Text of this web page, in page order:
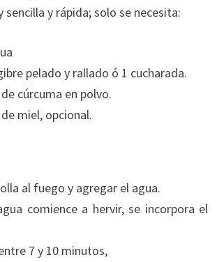
sencilla y rápida; solo se necesita:
pelado y rallado ó 1 cucharada.
cúrcuma en polvo.
miel, opcional.
al fuego y agregar el agua.
comience a hervir, se incorpora el
7 y 10 minutos,